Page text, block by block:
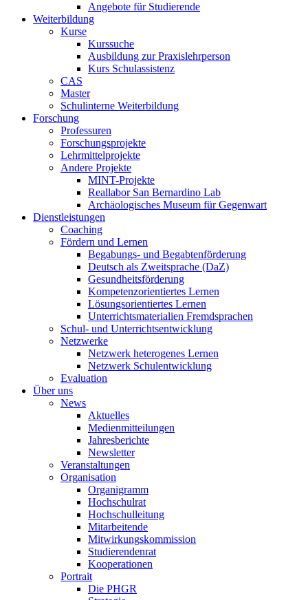
Angebote für Studierende
Weiterbildung
Kurse
Kurssuche
Ausbildung zur Praxislehrperson
Kurs Schulassistenz
CAS
Master
Schulinterne Weiterbildung
Forschung
Professuren
Forschungsprojekte
Lehrmittelprojekte
Andere Projekte
MINT-Projekte
Reallabor San Bernardino Lab
Archäologisches Museum für Gegenwart
Dienstleistungen
Coaching
Fördern und Lernen
Begabungs- und Begabtenförderung
Deutsch als Zweitsprache (DaZ)
Gesundheitsförderung
Kompetenzorientiertes Lernen
Lösungsorientiertes Lernen
Unterrichtsmaterialien Fremdsprachen
Schul- und Unterrichtsentwicklung
Netzwerke
Netzwerk heterogenes Lernen
Netzwerk Schulentwicklung
Evaluation
Über uns
News
Aktuelles
Medienmitteilungen
Jahresberichte
Newsletter
Veranstaltungen
Organisation
Organigramm
Hochschulrat
Hochschulleitung
Mitarbeitende
Mitwirkungskommission
Studierendenrat
Kooperationen
Portrait
Die PHGR